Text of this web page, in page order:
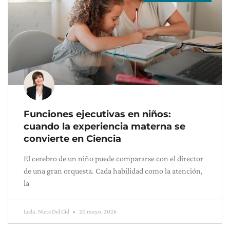
Funciones ejecutivas en niños:
cuando la experiencia materna se
convierte en Ciencia
El cerebro de un niño puede compararse con el director
de una gran orquesta. Cada habilidad como la atención,
la
Lcda. Nicte Del Cid 20 mayo, 2026